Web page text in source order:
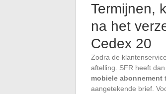
Termijnen,
na het
Cedex 20
Zodra de
aftelling. SFR heeft
mobiele abonnement
aangetekende brief.